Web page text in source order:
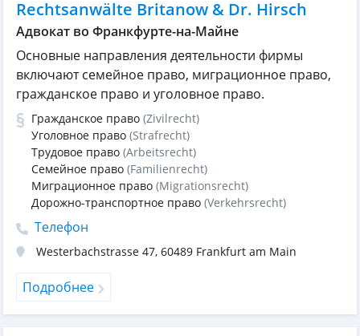
Rechtsanwälte Britanow & Dr. Hirsch
Адвокат во Франкфурте-на-Майне
Основные направления деятельности фирмы
включают семейное право, миграционное право,
гражданское право и уголовное право.
Гражданское право (Zivilrecht)
Уголовное право (Strafrecht)
Трудовое право (Arbeitsrecht)
Семейное право (Familienrecht)
Миграционное право (Migrationsrecht)
Дорожно-транспортное право (Verkehrsrecht)
Телефон
Westerbachstrasse 47, 60489 Frankfurt am Main
Подробнее